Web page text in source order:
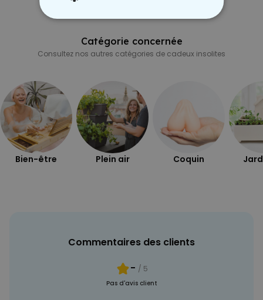
Catégorie concernée
Consultez nos autres catégories de cadeux insolites
Bien-être Plein air Coquin
Commentaires des clients
- / 5
Pas d'avis client
PERFORMANCE
NON CLASSÉ